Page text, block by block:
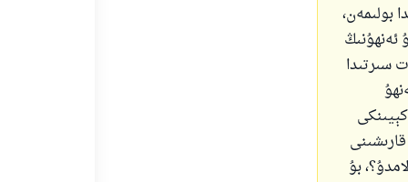
بولىمەن،
ئەنھۇنىڭ
سىرتىدا
بۇ